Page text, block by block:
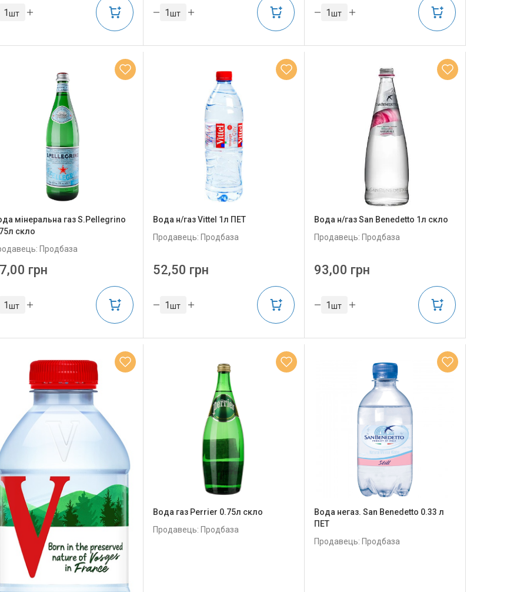
шт шт шт
мінеральна газ S.Pellegrino
скло
Продбаза
грн
шт
Вода н/газ Vittel 1л ПЕТ
Продавець: Продбаза
52,50 грн
шт
Вода н/газ San Benedetto 1л скло
Продавець: Продбаза
93,00 грн
шт
Вода газ Perrier 0.75л скло
Продавець: Продбаза
Вода негаз. San Benedetto 0.33 л
ПЕТ
Продавець: Продбаза